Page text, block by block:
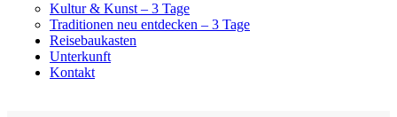
Kultur & Kunst – 3 Tage
Traditionen neu entdecken – 3 Tage
Reisebaukasten
Unterkunft
Kontakt